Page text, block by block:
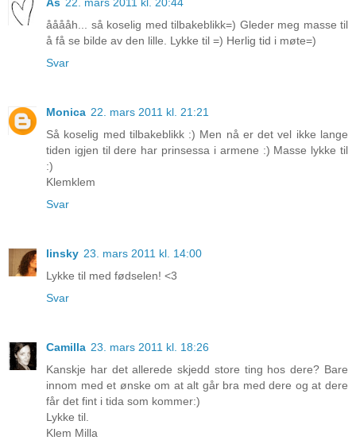
ååååh... så koselig med tilbakeblikk=) Gleder meg masse til
å få se bilde av den lille. Lykke til =) Herlig tid i møte=)
Svar
Monica 22. mars 2011 kl. 21:21
Så koselig med tilbakeblikk :) Men nå er det vel ikke lange
tiden igjen til dere har prinsessa i armene :) Masse lykke til
:)
Klemklem
Svar
linsky 23. mars 2011 kl. 14:00
Lykke til med fødselen! <3
Svar
Camilla 23. mars 2011 kl. 18:26
Kanskje har det allerede skjedd store ting hos dere? Bare
innom med et ønske om at alt går bra med dere og at dere
får det fint i tida som kommer:)
Lykke til.
Klem Milla